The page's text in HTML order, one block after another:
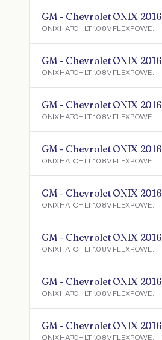
GM - Chevrolet ONIX 2016
ONIX HATCH LT 1.0 8V FLEXPOWER 5P MEC.
GM - Chevrolet ONIX 2016
ONIX HATCH LT 1.0 8V FLEXPOWER 5P MEC.
GM - Chevrolet ONIX 2016
ONIX HATCH LT 1.0 8V FLEXPOWER 5P MEC.
GM - Chevrolet ONIX 2016
ONIX HATCH LT 1.0 8V FLEXPOWER 5P MEC.
GM - Chevrolet ONIX 2016
ONIX HATCH LT 1.0 8V FLEXPOWER 5P MEC.
GM - Chevrolet ONIX 2016
ONIX HATCH LT 1.0 8V FLEXPOWER 5P MEC.
GM - Chevrolet ONIX 2016
ONIX HATCH LT 1.0 8V FLEXPOWER 5P MEC.
GM - Chevrolet ONIX 2016
ONIX HATCH LT 1.0 8V FLEXPOWER 5P MEC.